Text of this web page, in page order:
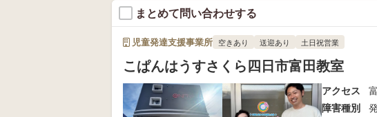
まとめて問い合わせする
児童発達支援事業所 空きあり 送迎あり 土日祝営業
こぱんはうすさくら四日市富田教室
アクセス
障害種別